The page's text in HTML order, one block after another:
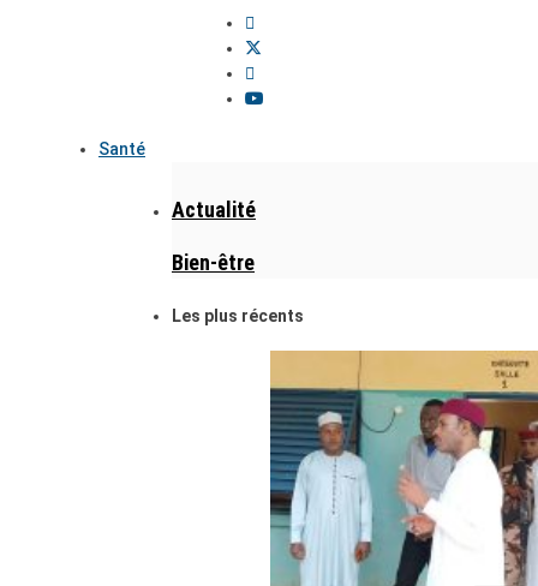
Santé
Actualité
Bien-être
Les plus récents